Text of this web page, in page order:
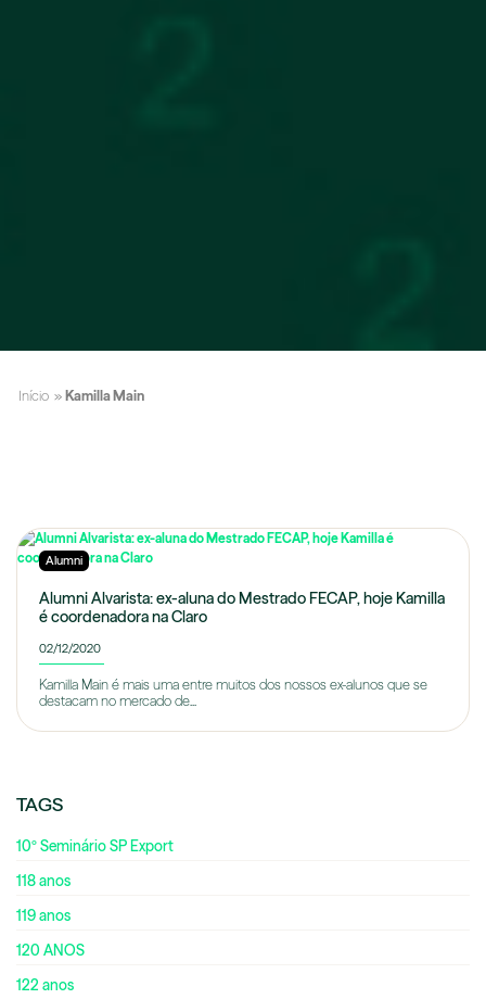
Início » Kamilla Main
Alumni
Alumni Alvarista: ex-aluna do Mestrado FECAP, hoje Kamilla
é coordenadora na Claro
02/12/2020
Kamilla Main é mais uma entre muitos dos nossos ex-alunos que se
destacam no mercado de...
TAGS
10º Seminário SP Export
118 anos
119 anos
120 ANOS
122 anos